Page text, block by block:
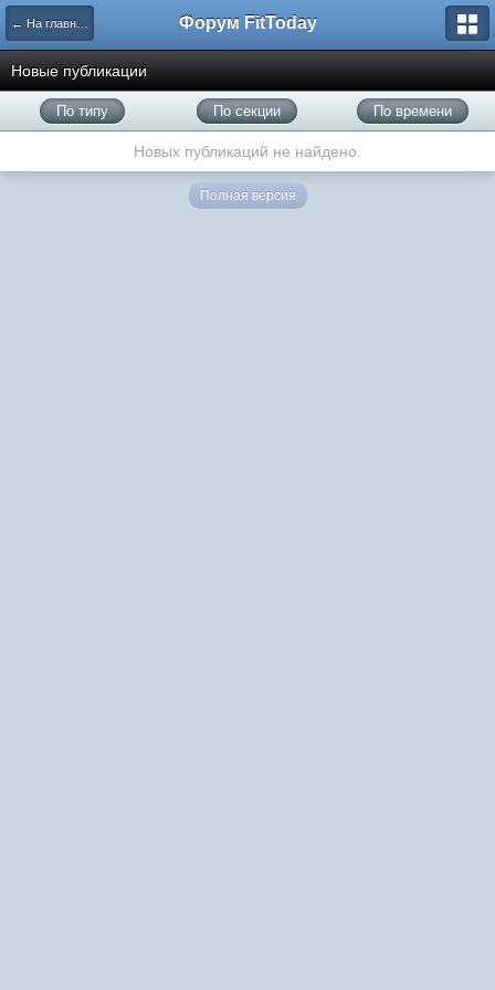
← На главную Форум FitToday
Новые публикации
По типу По секции По времени
Новых публикаций не найдено.
Полная версия